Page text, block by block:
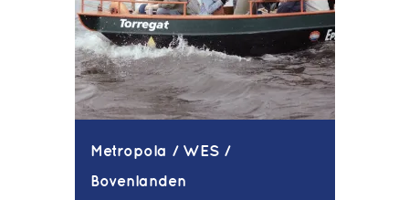
Metropola / WES /
Bovenlanden